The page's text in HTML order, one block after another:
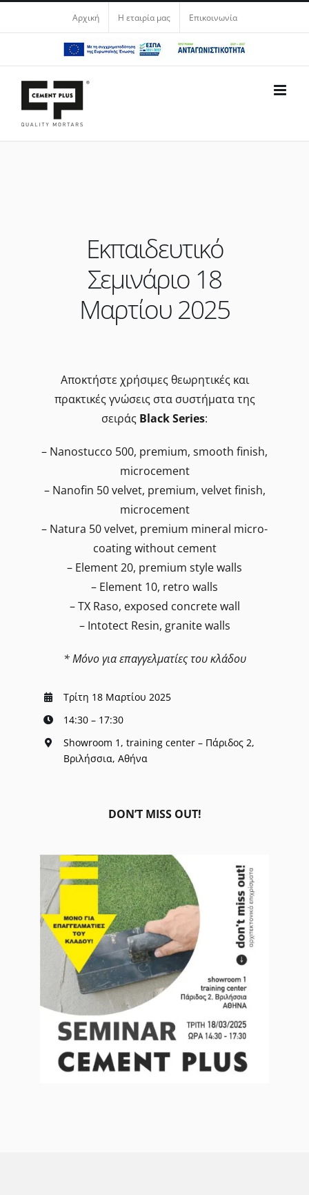
περιεχόμενο
Αρχική Η εταιρία μας Επικοινωνία
Εκπαιδευτικό
Σεμινάριο 18
Μαρτίου 2025
Αποκτήστε χρήσιμες θεωρητικές και
πρακτικές γνώσεις στα συστήματα της
σειράς Black Series:
– Nanostucco 500, premium, smooth finish,
microcement
– Nanofin 50 velvet, premium, velvet finish,
microcement
– Natura 50 velvet, premium mineral micro-
coating without cement
– Element 20, premium style walls
– Element 10, retro walls
– TX Raso, exposed concrete wall
– Intotect Resin, granite walls
* Μόνο για επαγγελματίες του κλάδου
Τρίτη 18 Μαρτίου 2025
14:30 – 17:30
Showroom 1, training center – Πάριδος 2,
Βριλήσσια, Αθήνα
DON’T MISS OUT!